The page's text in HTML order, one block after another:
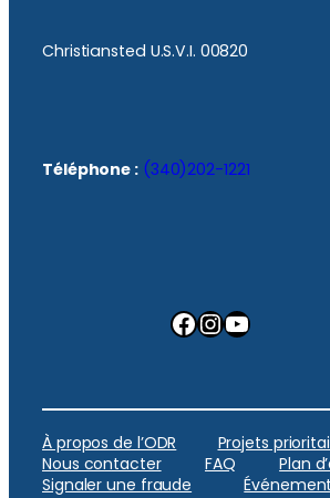
Christiansted U.S.V.I. 00820
Téléphone : (340)202-1221
Facebook InstagramYouTube
À propos de l’ODR Projets
Nous contacter
FAQ
Plan
Signaler une fraude